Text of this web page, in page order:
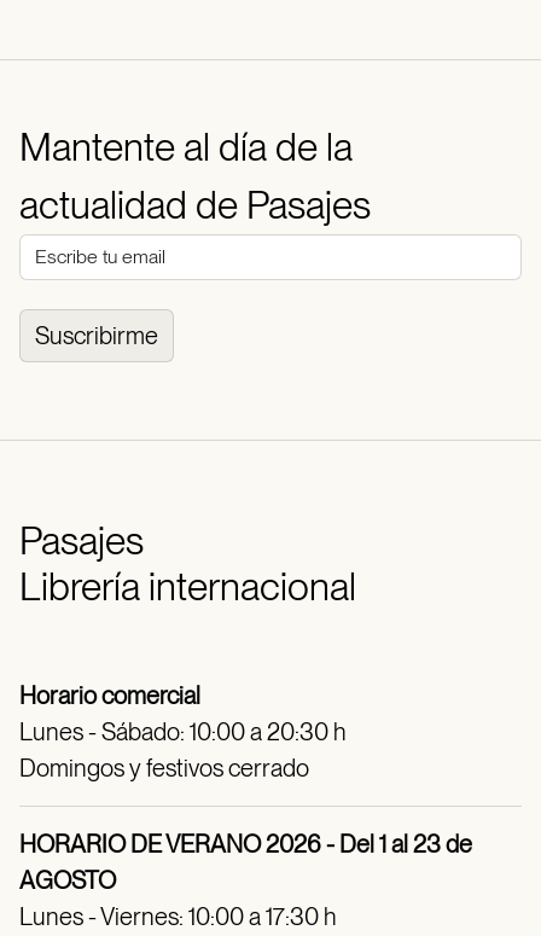
Mantente al día de la
actualidad de Pasajes
Suscribirme
Pasajes
Librería internacional
Horario comercial
Lunes - Sábado: 10:00 a 20:30 h
Domingos y festivos cerrado
HORARIO DE VERANO 2026 - Del 1 al 23 de
AGOSTO
Lunes - Viernes: 10:00 a 17:30 h